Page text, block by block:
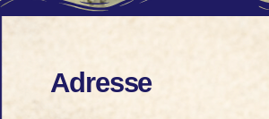
Adresse